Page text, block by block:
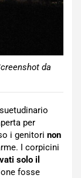
da
per
i genitori non
I corpicini
solo il
fosse